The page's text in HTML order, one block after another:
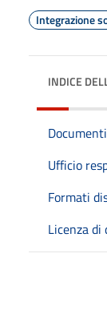
Integrazione
INDICE
Documenti
Ufficio
Formati
Licenza